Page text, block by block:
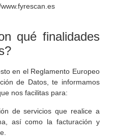
qué finalidades
en el Reglamento Europeo
de Datos, te informamos
nos facilitas para:
de servicios que realice a
así como la facturación y